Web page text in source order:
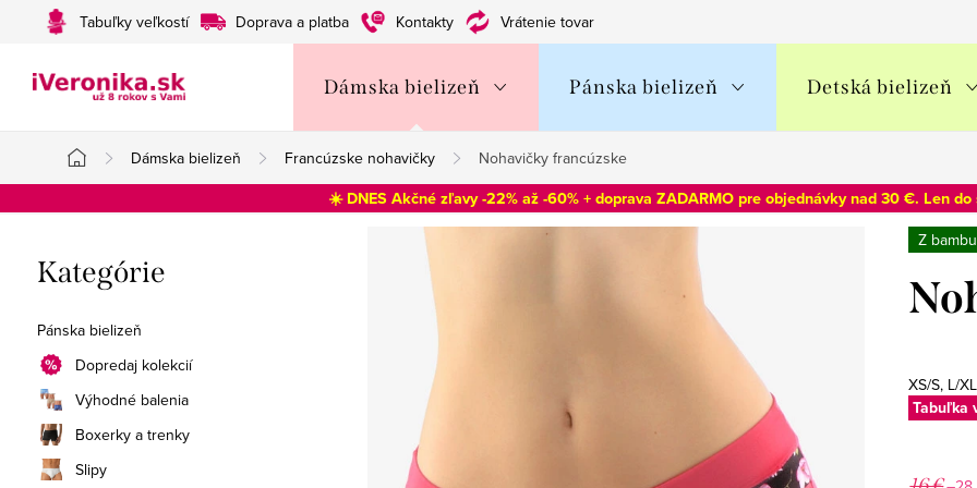
Tabuľky veľkostí Doprava a platba Kontakty Vrátenie tovaru
Dámska bielizeň Pánska bielizeň Detská bielizeň
Domov
Dámska bielizeň Francúzske nohavičky Nohavičky francúzske
☀️ DNES Akčné zľavy -22% až -60% + doprava ZADARMO pre objednávky nad 30 €. Len do
o
č
n
ý
p
Preskočiť
kategórie
Kategórie
Pánska bielizeň
Dopredaj kolekcií
Výhodné balenia
Boxerky a trenky
Slipy
Z
XS/S, L/
Tabuľka